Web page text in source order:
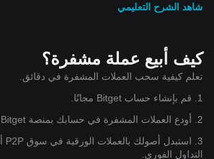
شاهد الشرح التعليمي
كيف أبيع عملة مشفرة؟
تعلم كيفية سحب العملات المشفرة في دقائق.
1. قم بإنشاء حساب Bitget مجانًا.
2. أودع العملات المشفرة في حسابك بمنصة Bitget.
التداول الفوري.